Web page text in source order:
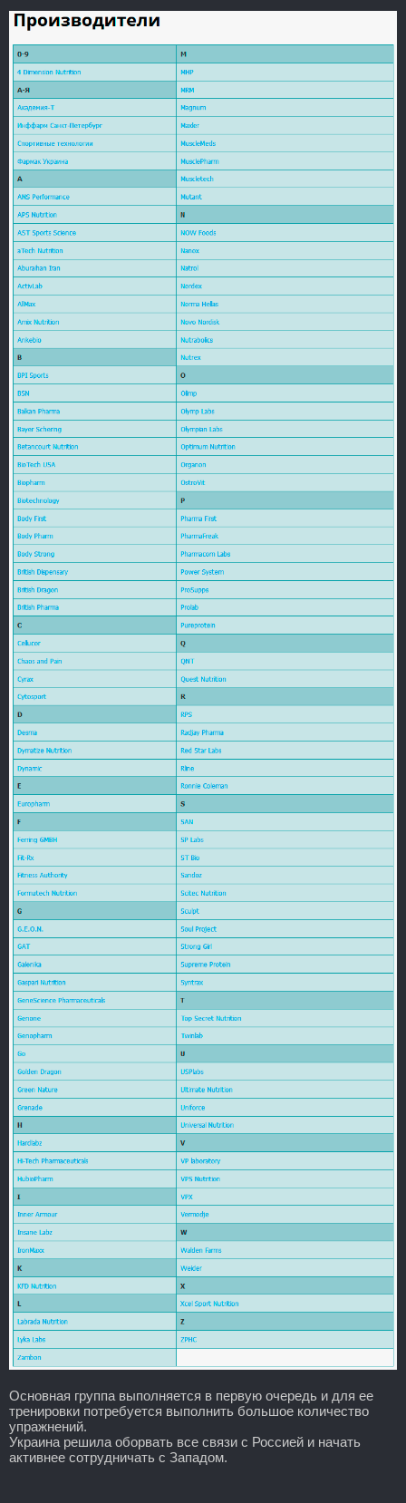
Основная группа выполняется в первую очередь и для ее
тренировки потребуется выполнить большое количество
упражнений.
Украина решила оборвать все связи с Россией и начать
активнее сотрудничать с Западом.